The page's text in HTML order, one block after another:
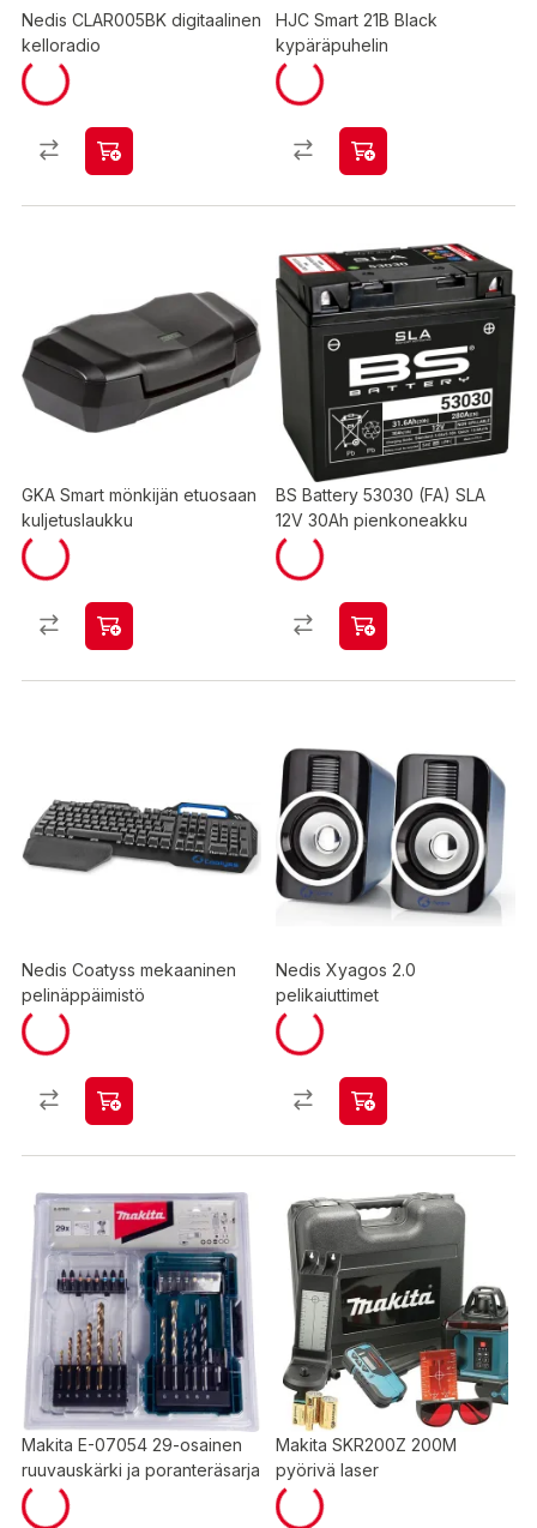
Nedis CLAR005BK digitaalinen
kelloradio
HJC Smart 21B Black
kypäräpuhelin
GKA Smart mönkijän etuosaan
kuljetuslaukku
BS Battery 53030 (FA) SLA
12V 30Ah pienkoneakku
Nedis Coatyss mekaaninen
pelinäppäimistö
Nedis Xyagos 2.0
pelikaiuttimet
Makita E-07054 29-osainen
ruuvauskärki ja poranteräsarja
Makita SKR200Z 200M
pyörivä laser